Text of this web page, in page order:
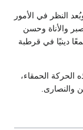
النظر في الأمور
والأناة وحسن
دينيًا في قرطبة
الحركة الحمقاء،
والنصارى.